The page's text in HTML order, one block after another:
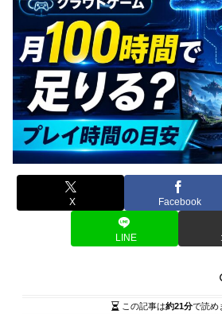
X Facebook
LINE
この記事は約21分で読め